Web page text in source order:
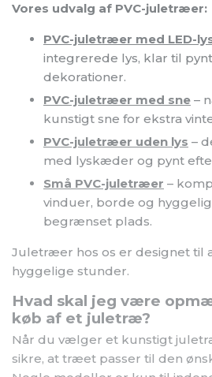
Vores udvalg af PVC-juletræer:
PVC-juletræer med LED-
integrerede lys, klar til
dekorationer.
PVC-juletræer med sne –
kunstigt sne for ekstra
PVC-juletræer uden lys –
med lyskæder og pynt
Små PVC-juletræer –
vinduer, borde og
begrænset plads.
Juletræer hos os er designet til
hyggelige stunder.
Hvad skal jeg være
køb af et juletræ?
Når du vælger et kunstigt
sikre, at træet passer til den